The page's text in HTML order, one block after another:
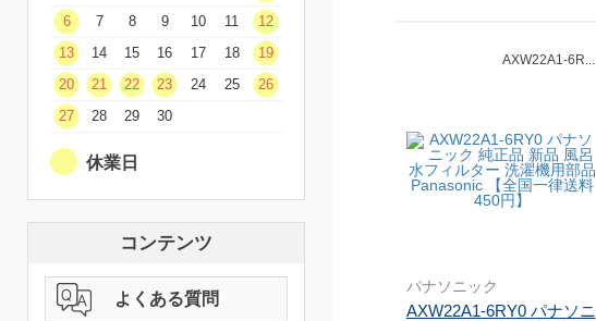
6
7 8 9 10 11
12
13
14 15 16 17 18
19
20
21 22 23 24 25
26
27
28 29 30
休業日
コンテンツ
よくある質問
AXW22A1-6R...
パナソニック
AXW22A1-6RY0 パナソニ